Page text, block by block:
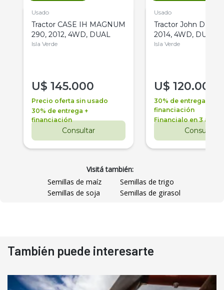
Usado
Tractor CASE IH MAGNUM
290, 2012, 4WD, DUAL
Isla Verde
U$ 145.000
Precio oferta sin usado
30% de entrega +
financiación
Consultar
Usado
Tractor John Deere
2014, 4WD, DUAL
Isla Verde
U$ 120.000
30% de entrega +
financiación
Financialo en 3 años
Consultar
Visitá también:
Semillas de maíz
Semillas de trigo
Semillas de soja
Semillas de girasol
También puede interesarte